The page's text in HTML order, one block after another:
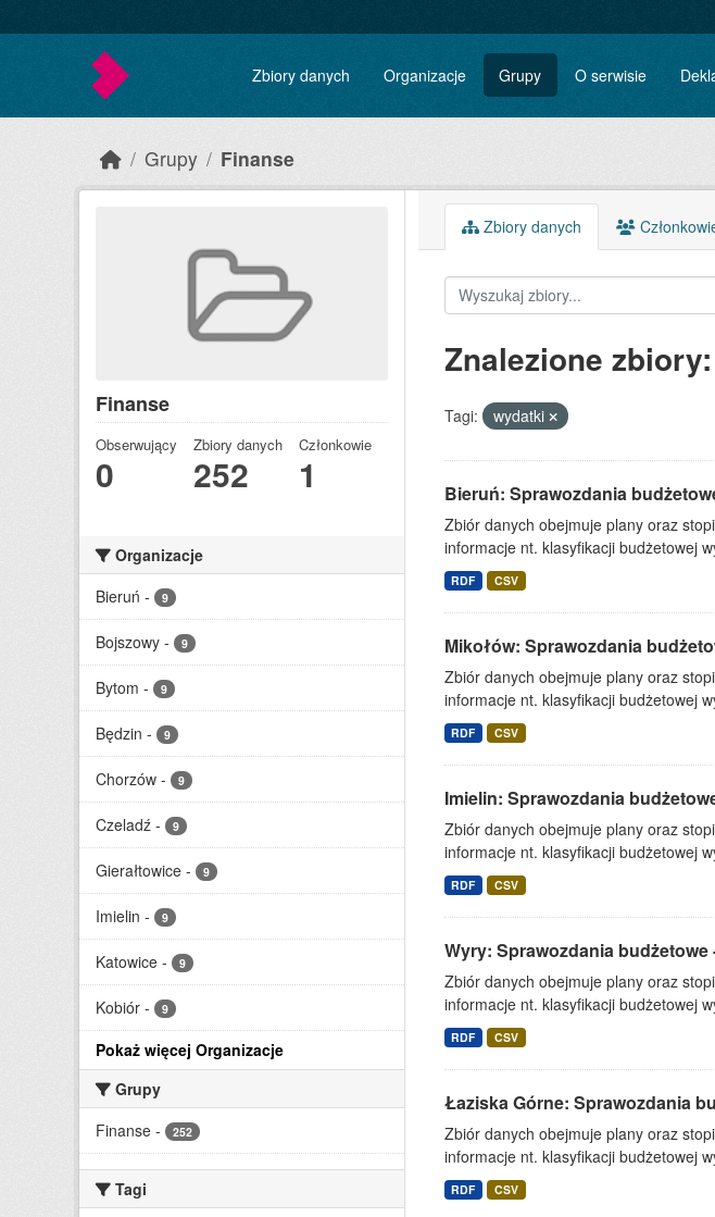
Zbiory danych Organizacje Grupy O serwisie
Grupy Finanse
Finanse
Obserwujący
0
Zbiory danych
252
Członkowie
1
Organizacje
Bieruń - 9
Bojszowy - 9
Bytom - 9
Będzin - 9
Chorzów - 9
Czeladź - 9
Gierałtowice - 9
Imielin - 9
Katowice - 9
Kobiór - 9
Pokaż więcej Organizacje
Grupy
Finanse - 252
Tagi
Zbiory danych
Znalezione
Tagi: wydatki
Bieruń: Sprawozdania
Zbiór danych obejmuje plany oraz
informacje nt. klasyfikacji budżetowej
RDF CSV
Mikołów: Sprawozdania
Zbiór danych obejmuje plany oraz
informacje nt. klasyfikacji budżetowej
RDF CSV
Imielin: Sprawozdania
Zbiór danych obejmuje plany oraz
informacje nt. klasyfikacji budżetowej
RDF CSV
Wyry: Sprawozdania budżetowe
Zbiór danych obejmuje plany oraz
informacje nt. klasyfikacji budżetowej
RDF CSV
Łaziska Górne: Sprawozdania
Zbiór danych obejmuje plany oraz
informacje nt. klasyfikacji budżetowej
RDF CSV